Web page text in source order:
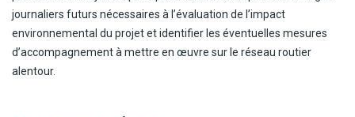
journaliers futurs nécessaires à l’évaluation de l’impact
environnemental du projet et identifier les éventuelles mesures
d’accompagnement à mettre en œuvre sur le réseau routier
alentour.